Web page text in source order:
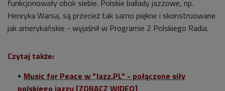
funkcjonowały obok siebie. Polskie ballady jazzowe, np.
Henryka Warsa, są przecież tak samo piękne i skonstruowane
jak amerykańskie - wyjaśnił w Programie 2 Polskiego Radia.
Czytaj także:
Music for Peace w "Jazz.PL" - połączone siły
polskiego jazzu [ZOBACZ WIDEO]